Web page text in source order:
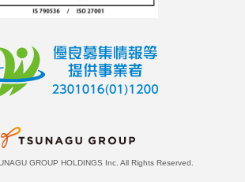
GROUP HOLDINGS Inc. All Rights Reserved.